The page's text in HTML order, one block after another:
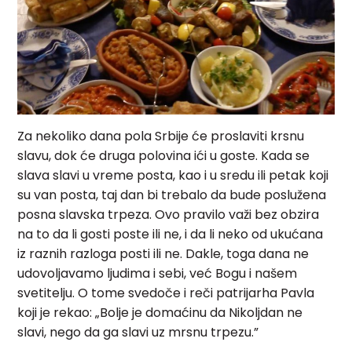
Za nekoliko dana pola Srbije će proslaviti krsnu
slavu, dok će druga polovina ići u goste. Kada se
slava slavi u vreme posta, kao i u sredu ili petak koji
su van posta, taj dan bi trebalo da bude poslužena
posna slavska trpeza. Ovo pravilo važi bez obzira
na to da li gosti poste ili ne, i da li neko od ukućana
iz raznih razloga posti ili ne. Dakle, toga dana ne
udovoljavamo ljudima i sebi, već Bogu i našem
svetitelju. O tome svedoče i reči patrijarha Pavla
koji je rekao: „Bolje je domaćinu da Nikoljdan ne
slavi, nego da ga slavi uz mrsnu trpezu.”